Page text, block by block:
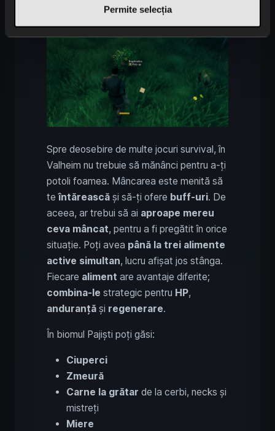
Permite selecția
Spre deosebire de multe jocuri survival, în
Valheim nu trebuie să mănânci pentru a-ți
potoli foamea. Mâncarea este menită să
teîntărească și să-ți ofere buff-uri. De
aceea, ar trebui să ai aproape mereu
ceva mâncat, pentru a fi pregătit în orice
situație. Poți avea până la trei alimente
active simultan, lucru afișat jos stânga.
Fiecare aliment are avantaje diferite;
combina-le strategic pentru HP,
anduranță și regenerare.
În biomul Pajiști poți găsi:
Ciuperci
Zmeură
Carne la grătar de la cerbi, necks și
mistreți
Miere